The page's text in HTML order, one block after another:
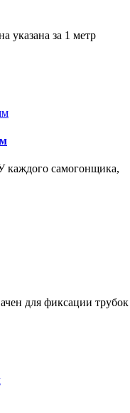
указана за 1 метр
каждого самогонщика,
для фиксации трубок